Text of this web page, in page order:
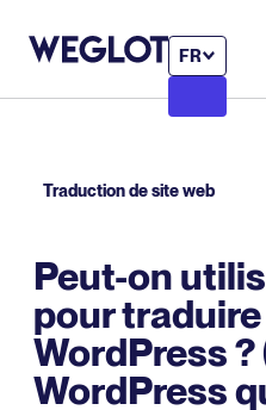
FR
Traduction de site web
Peut-on
pour
WordPress
WordPress